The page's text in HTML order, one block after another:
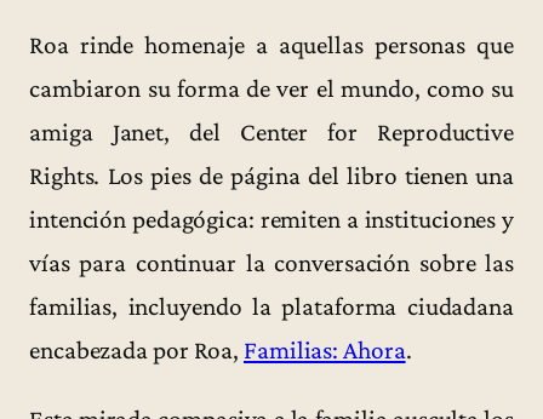
Roa rinde homenaje a aquellas personas que
cambiaron su forma de ver el mundo, como su
amiga Janet, del Center for Reproductive
Rights. Los pies de página del libro tienen una
intención pedagógica: remiten a instituciones y
vías para continuar la conversación sobre las
familias, incluyendo la plataforma ciudadana
encabezada por Roa, Familias: Ahora.